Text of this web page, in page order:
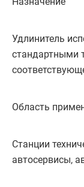
Удлинитель
стандартными
Область
Станции
автосервисы,